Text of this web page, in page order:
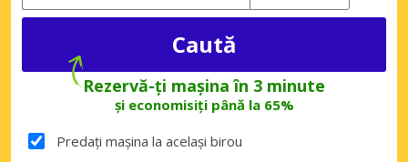
Rezervă-ți mașina în 3 minute
și economisiți până la 65%
Predați mașina la același birou